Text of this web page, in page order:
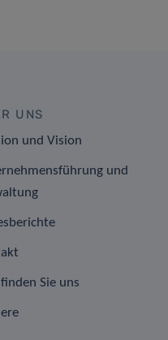
UNS
und Vision
und
Sie uns